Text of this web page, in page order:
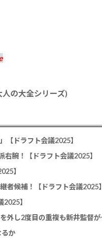
の大全シリーズ)
【ドラフト会議2025】
腕！【ドラフト会議2025】
】
者候補！【ドラフト会議2025】
】
るか